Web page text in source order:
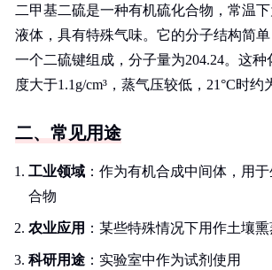
二甲基二硫是一种有机硫化合物，常温
液体，具有特殊气味。它的分子结构简
一个二硫键组成，分子量为204.24。这
度大于1.1g/cm³，蒸气压较低，21°C时约
二、常见用途
工业领域 ：作为有机合成中间体，用
合物
农业应用 ：某些特殊情况下用作土壤熏
科研用途 ：实验室中作为试剂使用